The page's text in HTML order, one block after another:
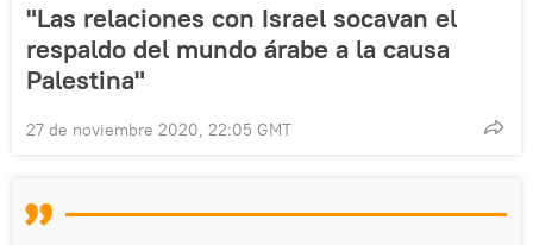
"Las relaciones con Israel socavan el
respaldo del mundo árabe a la causa
Palestina"
27 de noviembre 2020, 22:05 GMT